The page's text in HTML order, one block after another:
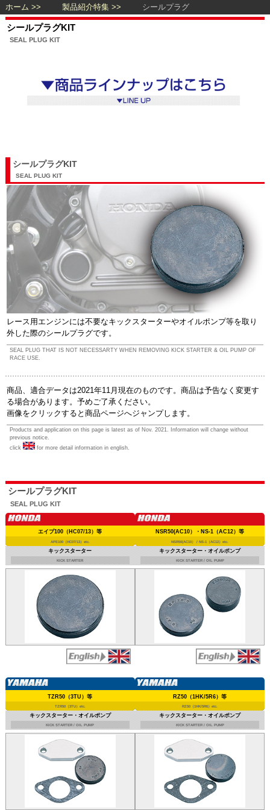
ホーム 製品紹介特集 シールプラグ
シールプラグKIT
SEAL PLUG KIT
シールプラグKIT
SEAL PLUG KIT
レース用エンジンには不要なキックスターターやオイルポンプ等を取り
外した際のシールプラグです。
SEAL PLUG THAT IS NOT NECESSARTY WHEN REMOVING KICK STARTER & OIL PUMP OF
RACE USE.
商品、適合データは2021年11月現在のものです。商品は予告なく変更す
る場合があります。予めご了承ください。
画像をクリックすると商品ページへジャンプします。
Products and application on this page is latest as of Nov. 2021. Information will change without
previous notice.
click
for more detail information in english.
シールプラグKIT
SEAL PLUG KIT
エイプ100（HC07/13）等
APE100（HC07/13）etc.
キックスターター
KICK STARTER
NSR50(AC10）・NS-1（AC12）等
NSR50(AC10） / NS-1（AC12）etc.
キックスターター・オイルポンプ
KICK STARTER / OIL PUMP
TZR50（3TU）等
TZR50（3TU）etc.
キックスターター・オイルポンプ
KICK STARTER / OIL PUMP
RZ50（1HK/5R6）等
RZ50（1HK/5R6）etc.
キックスターター・オイルポンプ
KICK STARTER / OIL PUMP